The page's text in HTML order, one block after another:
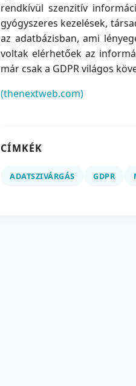
rendkívül szenzitív
gyógyszeres kezelések,
az adatbázisban, ami
voltak elérhetőek az
már csak a GDPR világos
(thenextweb.com)
CÍMKÉK
ADATSZIVÁRGÁS GDPR